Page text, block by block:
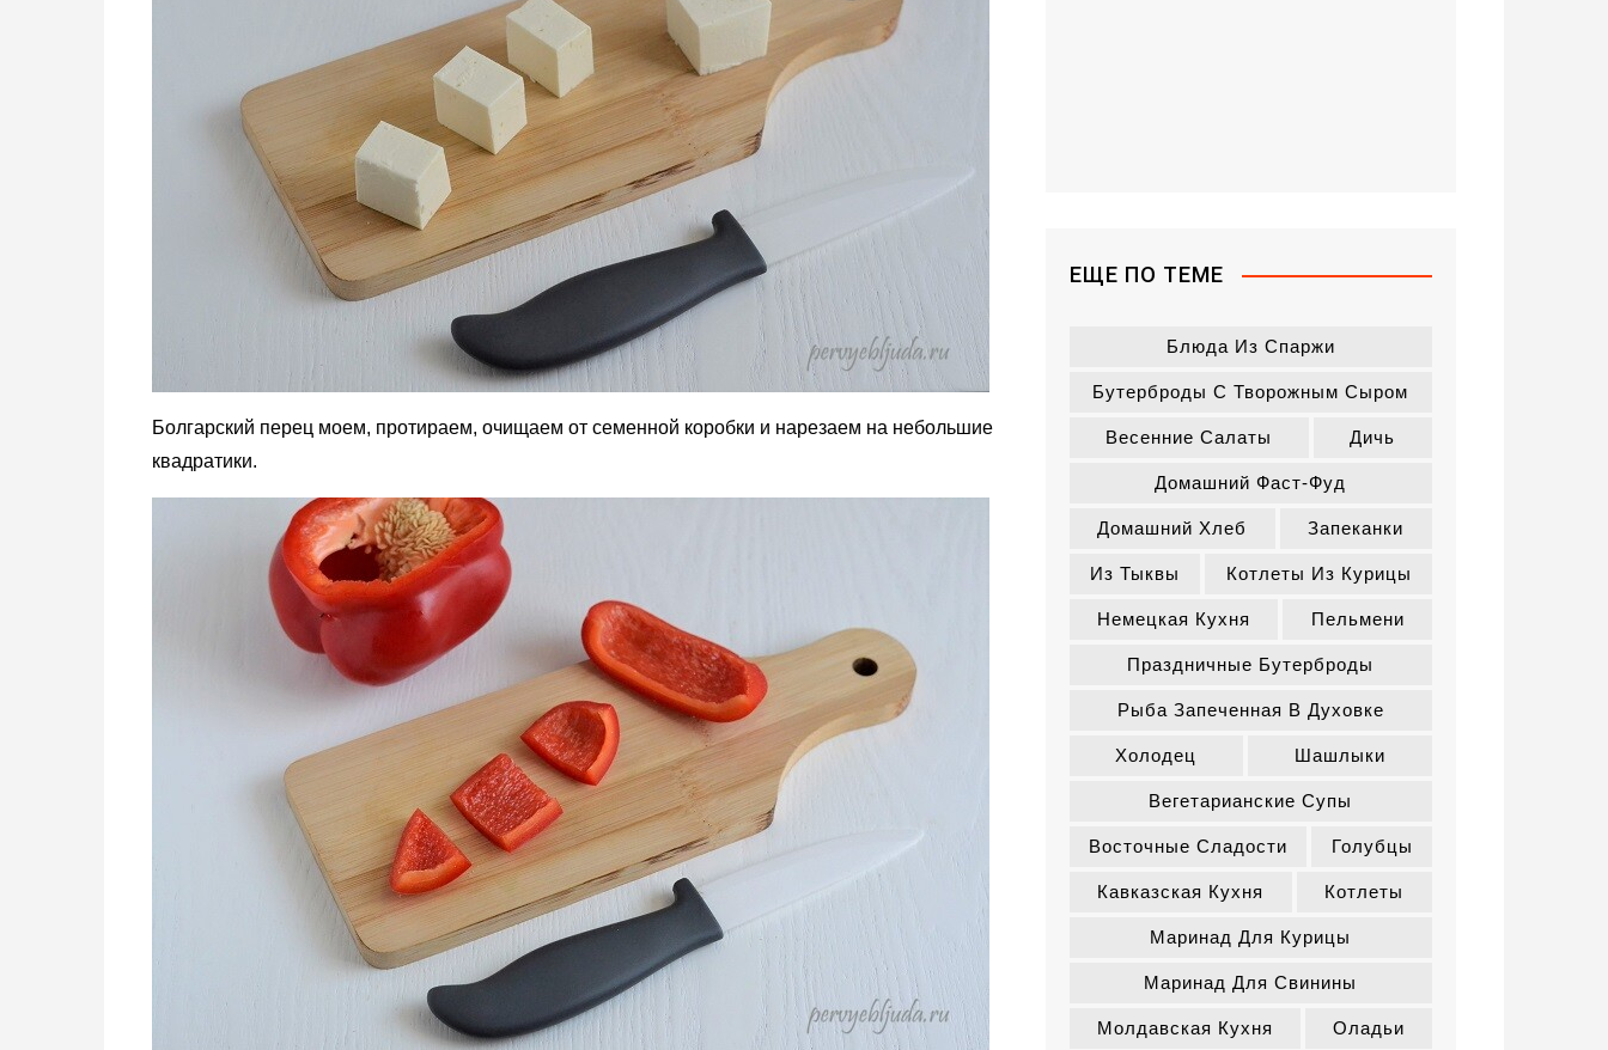
Болгарский перец моем, протираем, очищаем от семенной коробки и нарезаем на небольшие
квадратики.
ЕЩЕ ПО ТЕМЕ
Блюда Из Спаржи
Бутерброды С Творожным Сыром
Весенние Салаты Дичь
Домашний Фаст-Фуд
Домашний Хлеб Запеканки
Из Тыквы Котлеты Из Курицы
Немецкая Кухня Пельмени
Праздничные Бутерброды
Рыба Запеченная В Духовке
Холодец Шашлыки
Вегетарианские Супы
Восточные Сладости Голубцы
Кавказская Кухня Котлеты
Маринад Для Курицы
Маринад Для Свинины
Молдавская Кухня Оладьи